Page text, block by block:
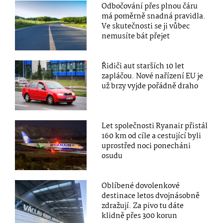
Odbočování přes plnou čáru
má poměrně snadná pravidla.
Ve skutečnosti se ji vůbec
nemusíte bát přejet
Řidiči aut starších 10 let
zapláčou. Nové nařízení EU je
už brzy vyjde pořádně draho
Let společnosti Ryanair přistál
160 km od cíle a cestující byli
uprostřed noci ponecháni
osudu
Oblíbené dovolenkové
destinace letos dvojnásobně
zdražují. Za pivo tu dáte
klidně přes 300 korun